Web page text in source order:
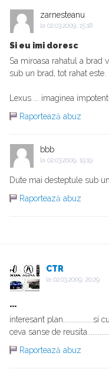
zarnesteanu
la 02.03.2009, 15:18
Si eu imi doresc
Sa miroasa rahatul a brad
sub un brad, tot rahat este.
Lexus ... imaginea
Raportează abuz
bbb
la 02.03.2009, 19:19
Dute mai desteptule sub
Raportează abuz
CTR
la 02.03.2009, 20:29
...
interesant plan.................si
ceva sanse de
Raportează abuz